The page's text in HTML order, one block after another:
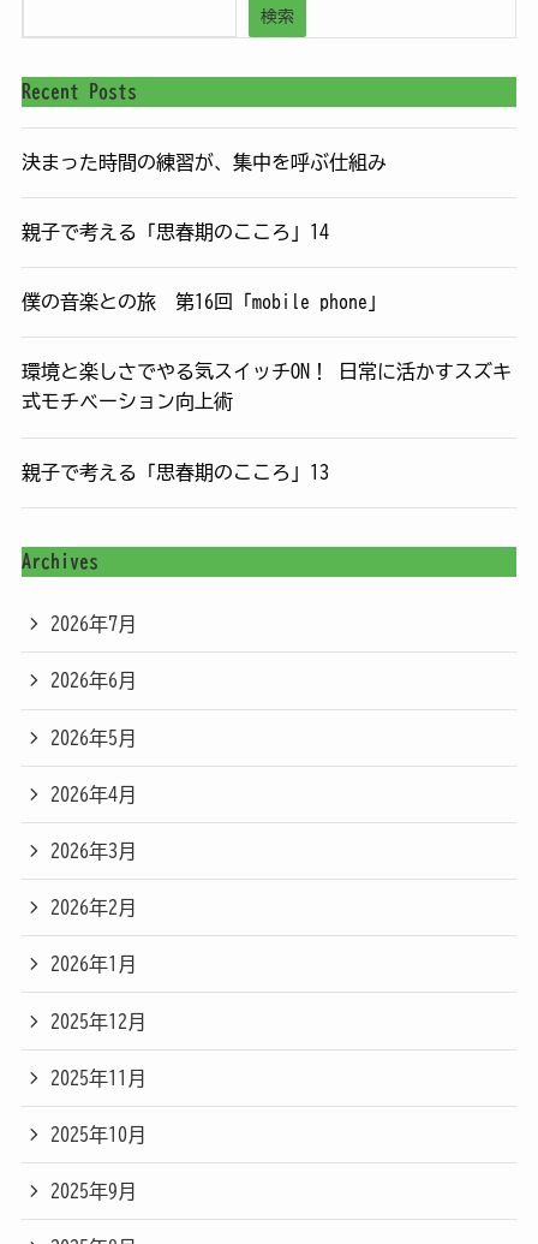
検索
Recent Posts
決まった時間の練習が、集中を呼ぶ仕組み
親子で考える「思春期のこころ」14
僕の音楽との旅 第16回「mobile phone」
環境と楽しさでやる気スイッチON！ 日常に活かすスズキ
式モチベーション向上術
親子で考える「思春期のこころ」13
Archives
2026年7月
2026年6月
2026年5月
2026年4月
2026年3月
2026年2月
2026年1月
2025年12月
2025年11月
2025年10月
2025年9月